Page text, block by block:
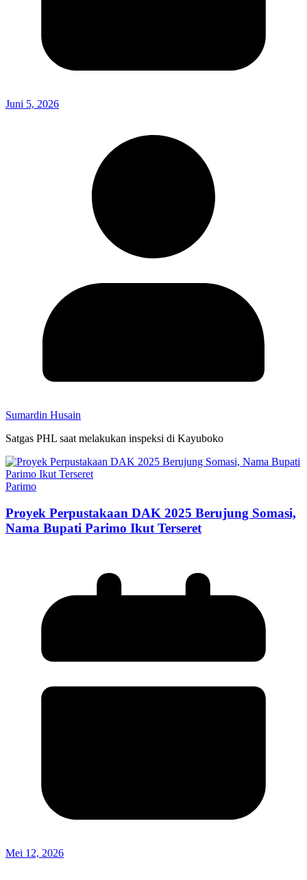
Juni 5, 2026
Sumardin Husain
Satgas PHL saat melakukan inspeksi di Kayuboko
Parimo
Proyek Perpustakaan DAK 2025 Berujung Somasi,
Nama Bupati Parimo Ikut Terseret
Mei 12, 2026